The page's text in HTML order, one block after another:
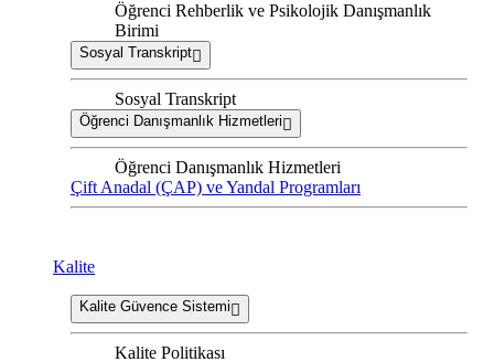
Öğrenci Rehberlik ve Psikolojik Danışmanlık
Birimi
Sosyal Transkript
Sosyal Transkript
Öğrenci Danışmanlık Hizmetleri
Öğrenci Danışmanlık Hizmetleri
Çift Anadal (ÇAP) ve Yandal Programları
Kalite
Kalite Güvence Sistemi
Kalite Politikası